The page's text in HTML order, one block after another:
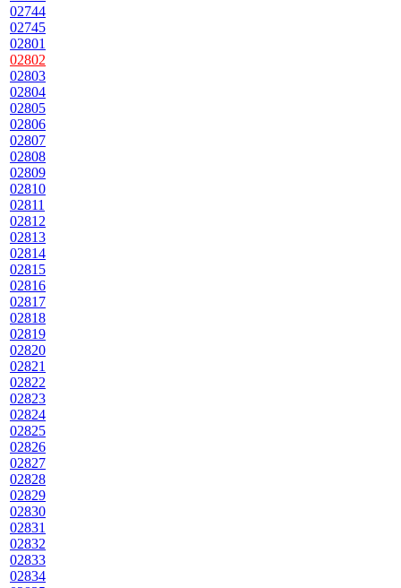
02744
02745
02801
02802
02803
02804
02805
02806
02807
02808
02809
02810
02811
02812
02813
02814
02815
02816
02817
02818
02819
02820
02821
02822
02823
02824
02825
02826
02827
02828
02829
02830
02831
02832
02833
02834